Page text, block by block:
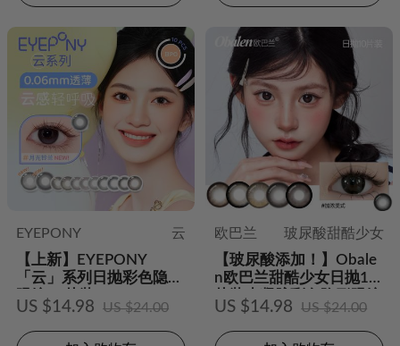
EYEPONY
云
【上新】EYEPONY
「云」系列日抛彩色隐形
眼镜10片装
US $14.98 US $24.00
欧巴兰
玻尿酸甜酷少女
【玻尿酸添加！】Obale
n欧巴兰甜酷少女日抛10
片装水凝胶彩色隐形眼镜
US $14.98 US $24.00